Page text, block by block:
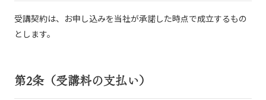
受講契約は、お申し込みを当社が承諾した時点で成立するもの
とします。
第2条（受講料の支払い）